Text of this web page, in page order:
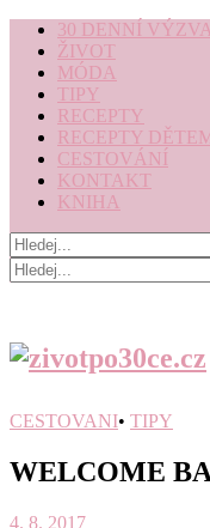
30 DENNÍ VÝZVA
ŽIVOT
MÓDA
TIPY
RECEPTY
RECEPTY
CESTOVÁNÍ
KONTAKT
KNIHA
CESTOVANI• TIPY
WELCOME
4. 8. 2017